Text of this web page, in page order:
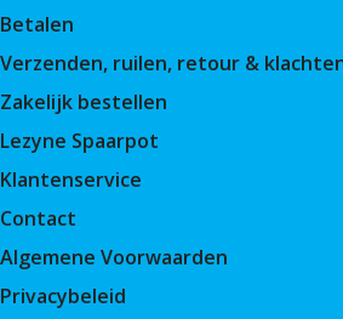
Betalen
Verzenden, ruilen, retour &
Zakelijk bestellen
Lezyne Spaarpot
Klantenservice
Contact
Algemene Voorwaarden
Privacybeleid